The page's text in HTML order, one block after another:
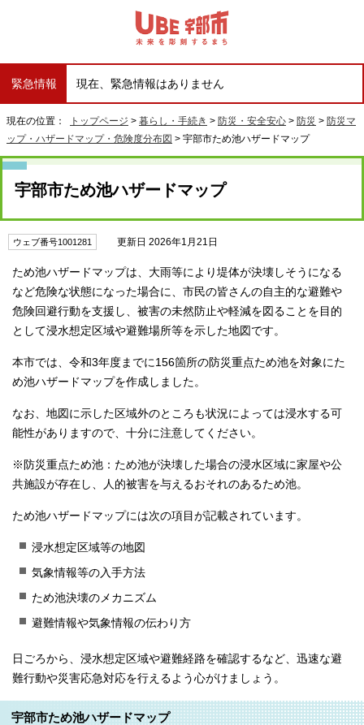
緊急情報 現在、緊急情報はありません
現在の位置： トップページ > 暮らし・手続き > 防災・安全安心 > 防災 > 防災マ
ップ・ハザードマップ・危険度分布図 > 宇部市ため池ハザードマップ
宇部市ため池ハザードマップ
ウェブ番号1001281 更新日 2026年1月21日
ため池ハザードマップは、大雨等により堤体が決壊しそうになる
など危険な状態になった場合に、市民の皆さんの自主的な避難や
危険回避行動を支援し、被害の未然防止や軽減を図ることを目的
として浸水想定区域や避難場所等を示した地図です。
本市では、令和3年度までに156箇所の防災重点ため池を対象にた
め池ハザードマップを作成しました。
なお、地図に示した区域外のところも状況によっては浸水する可
能性がありますので、十分に注意してください。
※防災重点ため池：ため池が決壊した場合の浸水区域に家屋や公
共施設が存在し、人的被害を与えるおそれのあるため池。
ため池ハザードマップには次の項目が記載されています。
浸水想定区域等の地図
気象情報等の入手方法
ため池決壊のメカニズム
避難情報や気象情報の伝わり方
日ごろから、浸水想定区域や避難経路を確認するなど、迅速な避
難行動や災害応急対応を行えるよう心がけましょう。
宇部市ため池ハザードマップ